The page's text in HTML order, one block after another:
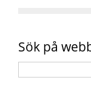
Sök på